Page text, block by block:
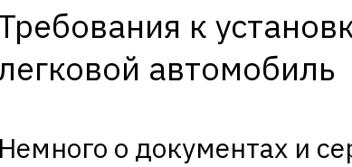
к
автомобиль
Немного о документах и